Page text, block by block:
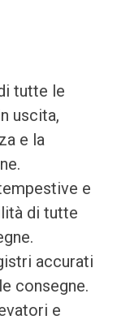
tutte le
uscita,
e la
e
di tutte
accurati
consegne.
e